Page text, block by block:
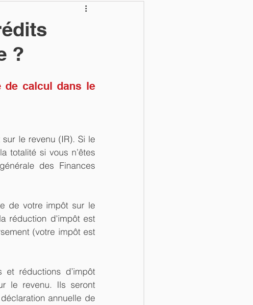
?
de calcul dans le
le revenu (IR). Si le
totalité si vous n’êtes
des Finances
de votre impôt sur le
réduction d'impôt est
(votre impôt est
réductions d’impôt
le revenu. Ils seront
annuelle de